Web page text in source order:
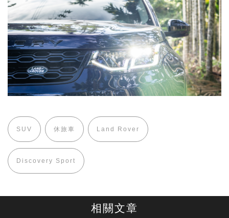
SUV 休旅車 Land Rover
Discovery Sport
相關文章